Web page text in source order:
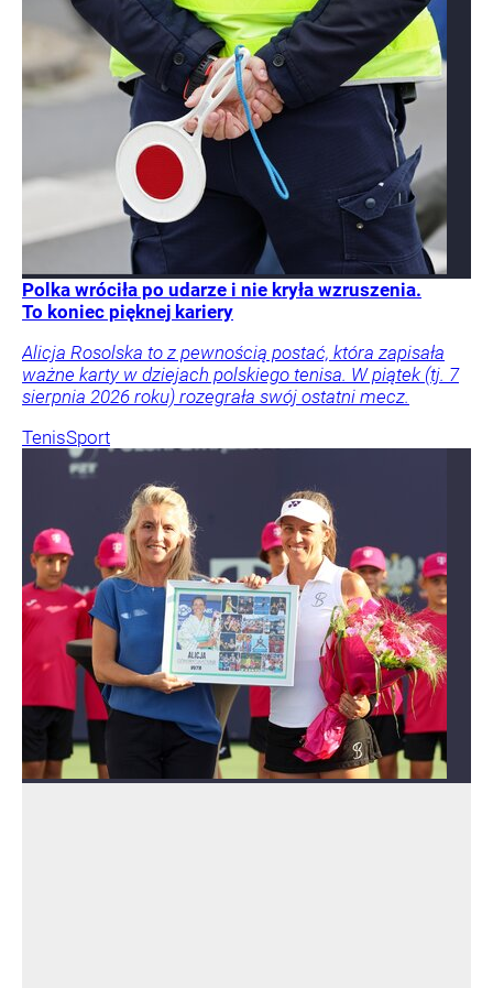
Polka wróciła po udarze i nie kryła wzruszenia.
To koniec pięknej kariery
Alicja Rosolska to z pewnością postać, która zapisała
ważne karty w dziejach polskiego tenisa. W piątek (tj. 7
sierpnia 2026 roku) rozegrała swój ostatni mecz.
TenisSport